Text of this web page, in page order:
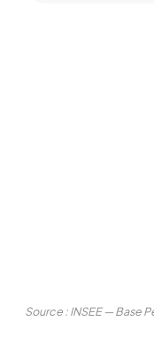
Source : INSEE — Base